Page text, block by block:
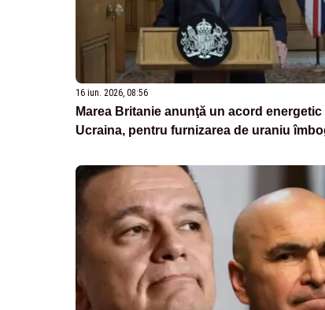
16 iun. 2026, 08:56
Marea Britanie anunţă un acord energetic
Ucraina, pentru furnizarea de uraniu